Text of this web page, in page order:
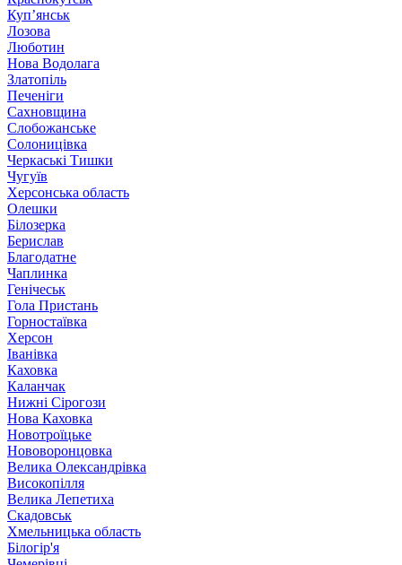
Куп’янськ
Лозова
Люботин
Нова Водолага
Златопіль
Печеніги
Сахновщина
Слобожанське
Солоницівка
Черкаські Тишки
Чугуїв
Херсонська область
Олешки
Білозерка
Берислав
Благодатне
Чаплинка
Генічеськ
Гола Пристань
Горностаївка
Херсон
Іванівка
Каховка
Каланчак
Нижні Сірогози
Нова Каховка
Новотроїцьке
Нововоронцовка
Велика Олександрівка
Високопілля
Велика Лепетиха
Скадовськ
Хмельницька область
Білогір'я